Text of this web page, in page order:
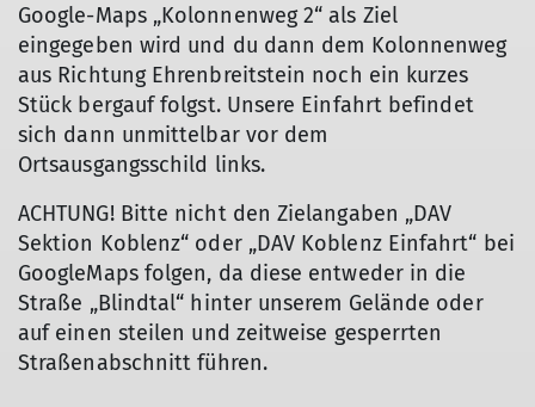
Google-Maps „Kolonnenweg 2“ als Ziel
eingegeben wird und du dann dem Kolonnenweg
aus Richtung Ehrenbreitstein noch ein kurzes
Stück bergauf folgst. Unsere Einfahrt befindet
sich dann unmittelbar vor dem
Ortsausgangsschild links.
ACHTUNG! Bitte nicht den Zielangaben „DAV
Sektion Koblenz“ oder „DAV Koblenz Einfahrt“ bei
GoogleMaps folgen, da diese entweder in die
Straße „Blindtal“ hinter unserem Gelände oder
auf einen steilen und zeitweise gesperrten
Straßenabschnitt führen.